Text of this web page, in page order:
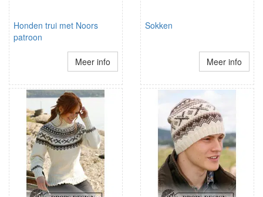
Honden trui met Noors
patroon
Meer info
Sokken
Meer info